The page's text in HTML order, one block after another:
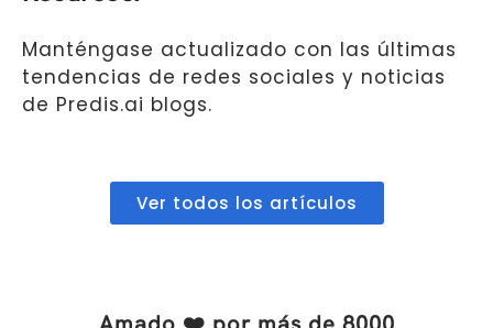
Manténgase actualizado con las últimas
tendencias de redes sociales y noticias
de Predis.ai blogs.
Ver todos los artículos